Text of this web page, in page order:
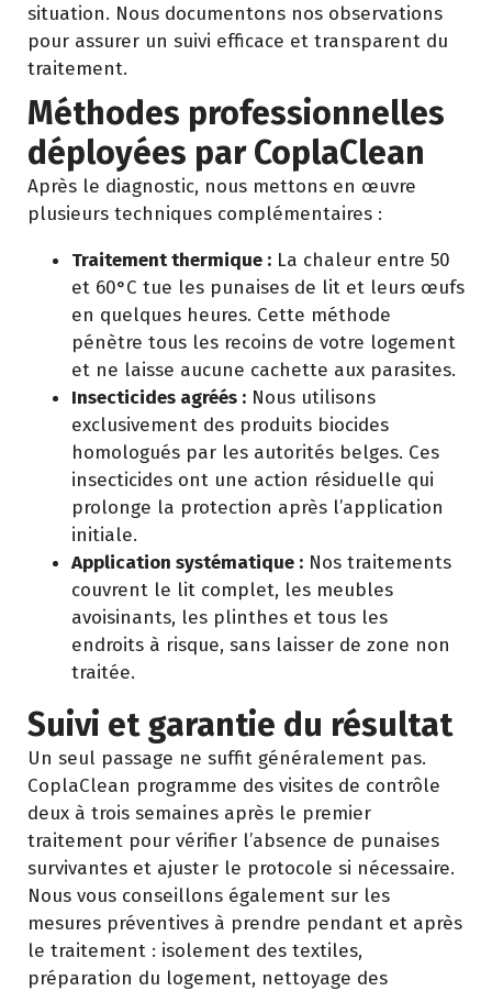
situation. Nous documentons nos observations
pour assurer un suivi efficace et transparent du
traitement.
Méthodes professionnelles
déployées par CoplaClean
Après le diagnostic, nous mettons en œuvre
plusieurs techniques complémentaires :
Traitement thermique : La chaleur entre 50
et 60°C tue les punaises de lit et leurs œufs
en quelques heures. Cette méthode
pénètre tous les recoins de votre logement
et ne laisse aucune cachette aux parasites.
Insecticides agréés : Nous utilisons
exclusivement des produits biocides
homologués par les autorités belges. Ces
insecticides ont une action résiduelle qui
prolonge la protection après l’application
initiale.
Application systématique : Nos traitements
couvrent le lit complet, les meubles
avoisinants, les plinthes et tous les
endroits à risque, sans laisser de zone non
traitée.
Suivi et garantie du résultat
Un seul passage ne suffit généralement pas.
CoplaClean programme des visites de contrôle
deux à trois semaines après le premier
traitement pour vérifier l’absence de punaises
survivantes et ajuster le protocole si nécessaire.
Nous vous conseillons également sur les
mesures préventives à prendre pendant et après
le traitement : isolement des textiles,
préparation du logement, nettoyage des